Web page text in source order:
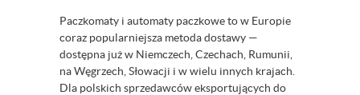
Paczkomaty i automaty paczkowe to w Europie
coraz popularniejsza metoda dostawy —
dostępna już w Niemczech, Czechach, Rumunii,
na Węgrzech, Słowacji i w wielu innych krajach.
Dla polskich sprzedawców eksportujących do